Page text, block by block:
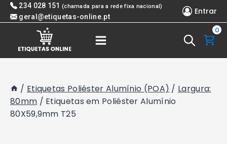
Skip 234 028 151 (chamada para a rede fixa nacional)
geral@etiquetas-online.pt
Entrar
0
/ Etiquetas Poliéster Alumínio (POA) / Largura:
80mm / Etiquetas em Poliéster Alumínio
80X59,9mm T25